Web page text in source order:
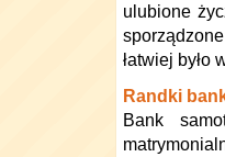
ulubione
łatwiej było
Randki
Bank